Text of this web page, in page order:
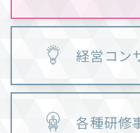
経営コン
各種研修